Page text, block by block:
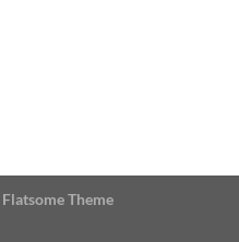
Flatsome Theme